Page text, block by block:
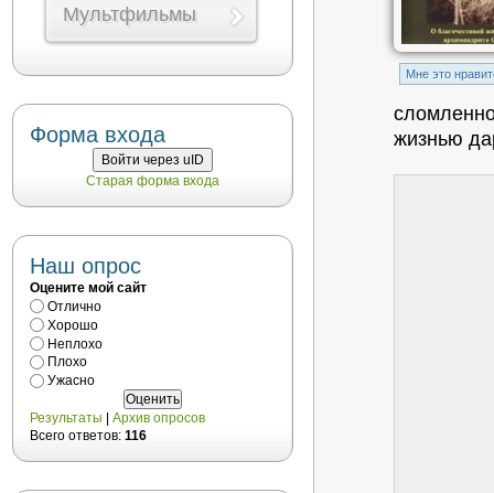
Mне это
жизнью
Мультфильмы
Форма входа
Войти через uID
Старая форма входа
Наш опрос
Оцените мой сайт
Отлично
Хорошо
Неплохо
Плохо
Ужасно
Результаты
Архив опросов
Всего ответов: 116